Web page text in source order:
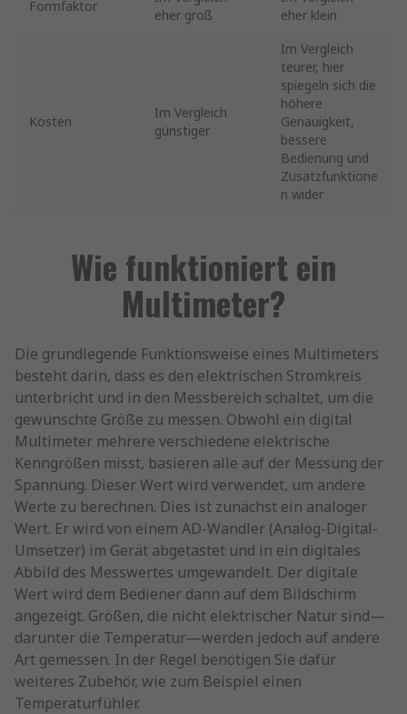
Formfaktor
eher groß
eher klein
Kosten
Im Vergleich
günstiger
Im Vergleich
teurer, hier
spiegeln sich die
höhere
Genauigkeit,
bessere
Bedienung und
Zusatzfunktione
n wider
Wie funktioniert ein
Multimeter?
Die grundlegende Funktionsweise eines Multimeters
besteht darin, dass es den elektrischen Stromkreis
unterbricht und in den Messbereich schaltet, um die
gewünschte Größe zu messen. Obwohl ein digital
Multimeter mehrere verschiedene elektrische
Kenngrößen misst, basieren alle auf der Messung der
Spannung. Dieser Wert wird verwendet, um andere
Werte zu berechnen. Dies ist zunächst ein analoger
Wert. Er wird von einem AD-Wandler (Analog-Digital-
Umsetzer) im Gerät abgetastet und in ein digitales
Abbild des Messwertes umgewandelt. Der digitale
Wert wird dem Bediener dann auf dem Bildschirm
angezeigt. Größen, die nicht elektrischer Natur sind—
darunter die Temperatur—werden jedoch auf andere
Art gemessen. In der Regel benötigen Sie dafür
weiteres Zubehör, wie zum Beispiel einen
Temperaturfühler.